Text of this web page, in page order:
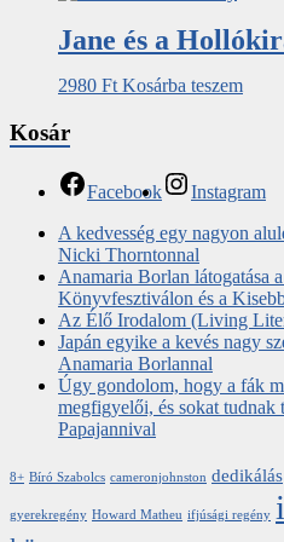
Jane ​és a
2980 Ft Kosárba teszem
Kosár
Facebook
Instagram
A kedvesség egy nagyon
Nicki Thorntonnal
Anamaria Borlan látogatása
Könyvfesztiválon és a
Az Élő Irodalom (Living
Japán egyike a kevés nagy
Anamaria Borlannal
Úgy gondolom, hogy a fák
megfigyelői, és sokat
Papajannival
8+ Bíró Szabolcs cameronjohnston dedikálás
gyerekregény Howard Matheu ifjúsági regény